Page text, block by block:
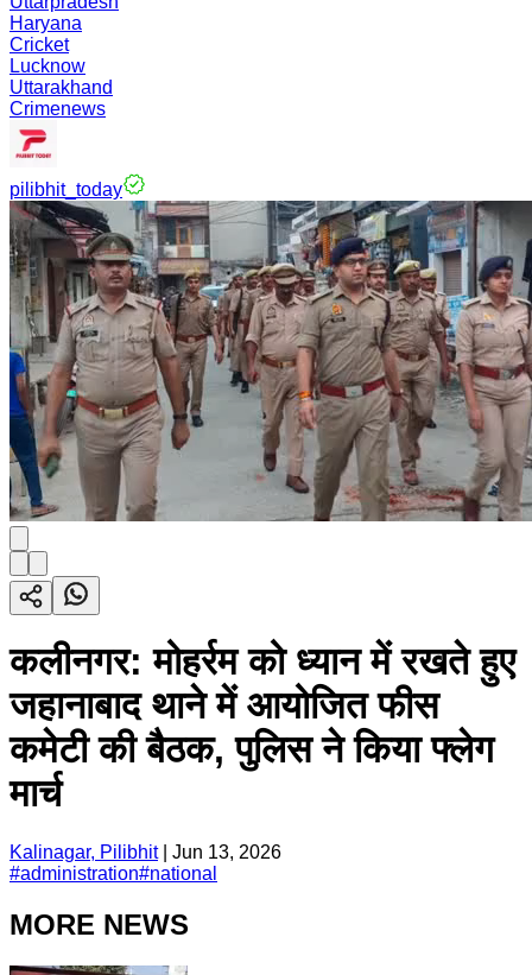
Haryana
Cricket
Lucknow
Uttarakhand
Crimenews
pilibhit_today
कलीनगर: मोहर्रम को ध्यान में रखते हुए
जहानाबाद थाने में आयोजित फीस
कमेटी की बैठक, पुलिस ने किया फ्लेग
मार्च
Kalinagar, Pilibhit| Jun 13, 2026
#administration#national
MORE NEWS